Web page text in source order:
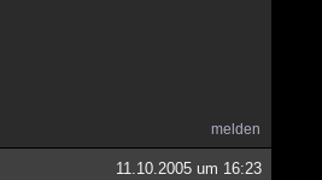
melden
11.10.2005 um 16:23